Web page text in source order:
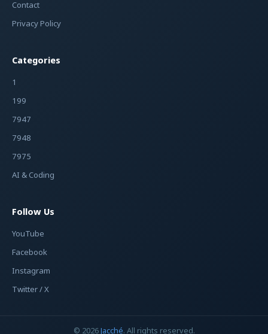
Contact
Privacy Policy
Categories
1
199
7947
7948
7975
AI & Coding
Follow Us
YouTube
Facebook
Instagram
Twitter / X
© 2026Jacché. All rights reserved.